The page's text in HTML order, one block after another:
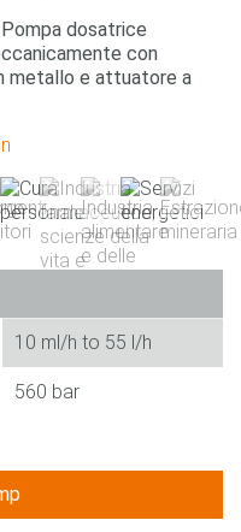
dosatrice
con
metallo e attuatore a
10 ml/h to 55 l/h
560 bar